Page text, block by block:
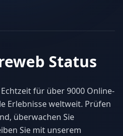
Status
für über 9000 Online-
Erlebnisse weltweit. Prüfen
überwachen Sie
Sie mit unserem